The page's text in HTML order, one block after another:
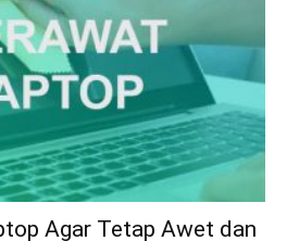
Agar Tetap Awet dan